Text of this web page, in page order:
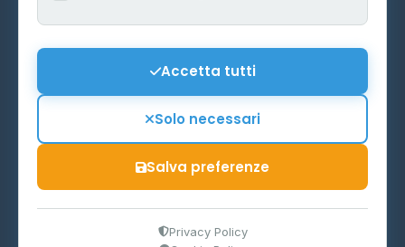
Mappa del sito
P.IVA 03859300364
Accetta tutti
Solo necessari
Salva preferenze
Privacy Policy